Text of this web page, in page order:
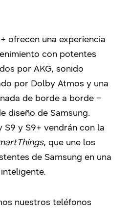
ofrecen una experiencia
con potentes
por AKG, sonido
por Dolby Atmos y una
de borde a borde –
diseño de Samsung.
S9 y S9+ vendrán con la
, que une los
de Samsung en una
nuestros teléfonos